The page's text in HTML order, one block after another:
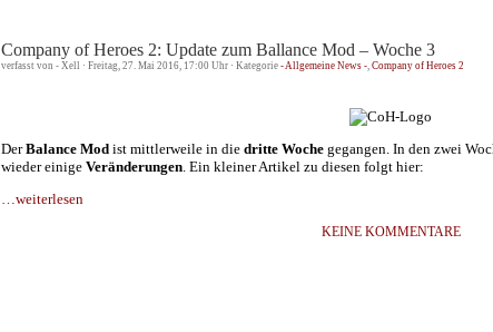
Company of Heroes 2: Update zum Ballance Mod – Woche 3
verfasst von - Xell · Freitag, 27. Mai 2016, 17:00 Uhr · Kategorie - Allgemeine News - Company of Heroes 2
DerBalance Mod ist mittlerweile in die dritte Woche gegangen. In den zwei
wieder einige Veränderungen . Ein kleiner Artikel zu diesen folgt hier:
…weiterlesen
KEINE KOMMENTARE